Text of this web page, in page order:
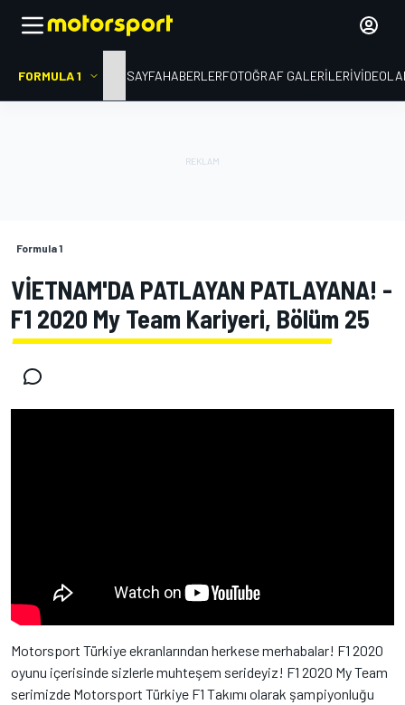
FORMULA 1 ANA SAYFAHABERLERFOTOĞRAF GALERILERI
Formula 1
VİETNAM'DA PATLAYAN PATLAYANA! -
F1 2020 My Team Kariyeri, Bölüm 25
Motorsport Türkiye ekranlarından herkese merhabalar! F1 2020
oyunu içerisinde sizlerle muhteşem serideyiz! F1 2020 My Team
serimizde Motorsport Türkiye F1 Takımı olarak şampiyonluğu